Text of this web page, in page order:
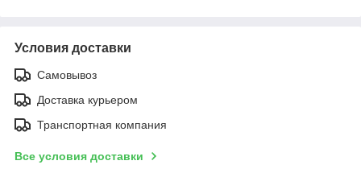
Условия доставки
Самовывоз
Доставка курьером
Транспортная компания
Все условия доставки